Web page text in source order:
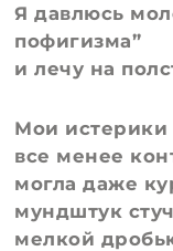
Я давлюсь
пофигизма”
и лечу на
Мои истерики
все менее
могла даже
мундштук
мелкой